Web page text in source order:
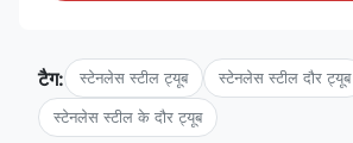
टैग: स्टेनलेस स्टील ट्यूब स्टेनलेस स्टील दौर ट्यूब
स्टेनलेस स्टील के दौर ट्यूब